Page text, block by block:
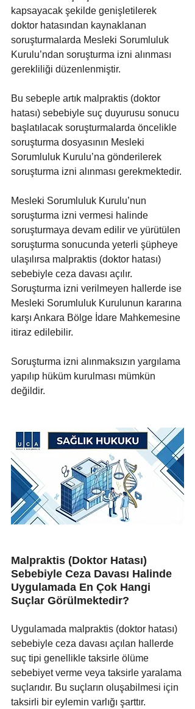
kapsayacak şekilde genişletilerek
doktor hatasından kaynaklanan
soruşturmalarda Mesleki Sorumluluk
Kurulu’ndan soruşturma izni alınması
gerekliliği düzenlenmiştir.
Bu sebeple artık malpraktis (doktor
hatası) sebebiyle suç duyurusu sonucu
başlatılacak soruşturmalarda öncelikle
soruşturma dosyasının Mesleki
Sorumluluk Kurulu’na gönderilerek
soruşturma izni alınması gerekmektedir.
Mesleki Sorumluluk Kurulu’nun
soruşturma izni vermesi halinde
soruşturmaya devam edilir ve yürütülen
soruşturma sonucunda yeterli şüpheye
ulaşılırsa malpraktis (doktor hatası)
sebebiyle ceza davası açılır.
Soruşturma izni verilmeyen hallerde ise
Mesleki Sorumluluk Kurulunun kararına
karşı Ankara Bölge İdare Mahkemesine
itiraz edilebilir.
Soruşturma izni alınmaksızın yargılama
yapılıp hüküm kurulması mümkün
değildir.
Malpraktis (Doktor Hatası)
Sebebiyle Ceza Davası Halinde
Uygulamada En Çok Hangi
Suçlar Görülmektedir?
Uygulamada malpraktis (doktor hatası)
sebebiyle ceza davası açılan hallerde
suç tipi genellikle taksirle ölüme
sebebiyet verme veya taksirle yaralama
suçlarıdır. Bu suçların oluşabilmesi için
taksirli bir eylemin varlığı şarttır.